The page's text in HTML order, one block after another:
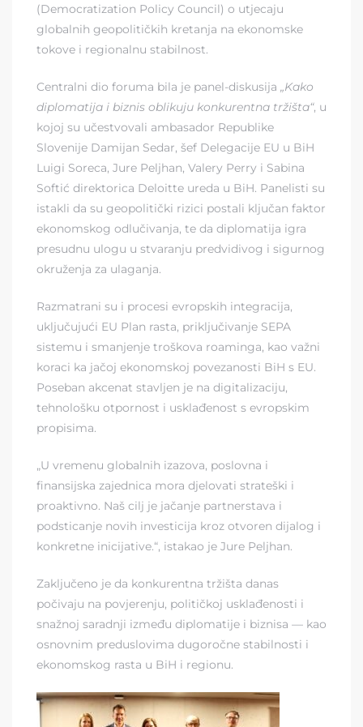
(Democratization Policy Council) o utjecaju
globalnih geopolitičkih kretanja na ekonomske
tokove i regionalnu stabilnost.
Centralni dio foruma bila je panel-diskusija „Kako
diplomatija i biznis oblikuju konkurentna tržišta“, u
kojoj su učestvovali ambasador Republike
Slovenije Damijan Sedar, šef Delegacije EU u BiH
Luigi Soreca, Jure Peljhan, Valery Perry i Sabina
Softić direktorica Deloitte ureda u BiH. Panelisti su
istakli da su geopolitički rizici postali ključan faktor
ekonomskog odlučivanja, te da diplomatija igra
presudnu ulogu u stvaranju predvidivog i sigurnog
okruženja za ulaganja.
Razmatrani su i procesi evropskih integracija,
uključujući EU Plan rasta, priključivanje SEPA
sistemu i smanjenje troškova roaminga, kao važni
koraci ka jačoj ekonomskoj povezanosti BiH s EU.
Poseban akcenat stavljen je na digitalizaciju,
tehnološku otpornost i usklađenost s evropskim
propisima.
„U vremenu globalnih izazova, poslovna i
finansijska zajednica mora djelovati strateški i
proaktivno. Naš cilj je jačanje partnerstava i
podsticanje novih investicija kroz otvoren dijalog i
konkretne inicijative.“, istakao je Jure Peljhan.
Zaključeno je da konkurentna tržišta danas
počivaju na povjerenju, političkoj usklađenosti i
snažnoj saradnji između diplomatije i biznisa — kao
osnovnim preduslovima dugoročne stabilnosti i
ekonomskog rasta u BiH i regionu.